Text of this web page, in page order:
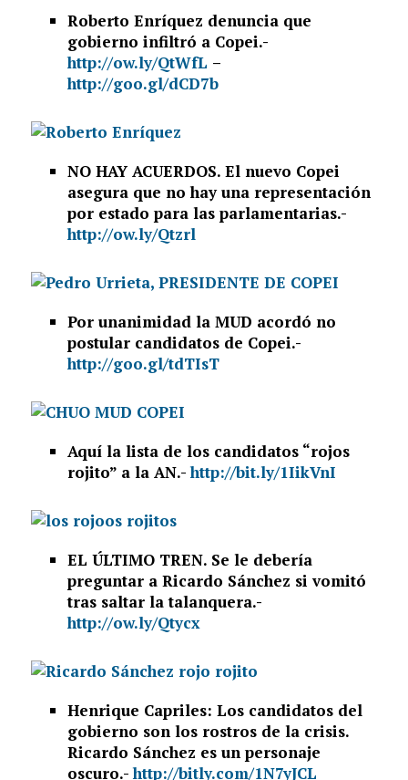
Roberto Enríquez denuncia que
gobierno infiltró a Copei.-
http://ow.ly/QtWfL –
http://goo.gl/dCD7b
NO HAY ACUERDOS. El nuevo Copei
asegura que no hay una representación
por estado para las parlamentarias.-
http://ow.ly/Qtzrl
Por unanimidad la MUD acordó no
postular candidatos de Copei.-
http://goo.gl/tdTIsT
Aquí la lista de los candidatos “rojos
rojito” a la AN.-http://bit.ly/1IikVnI
EL ÚLTIMO TREN. Se le debería
preguntar a Ricardo Sánchez si vomitó
tras saltar la talanquera.-
http://ow.ly/Qtycx
Henrique Capriles: Los candidatos del
gobierno son los rostros de la crisis.
Ricardo Sánchez es un personaje
oscuro.-http://bitly.com/1N7yJCL